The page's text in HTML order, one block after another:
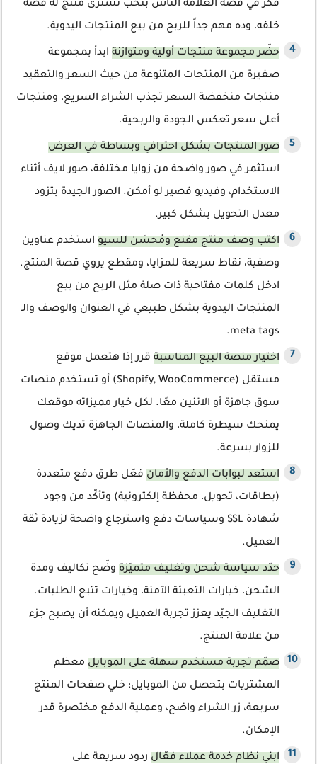
فكر في قصة العلامة الناس بتحب تشترى منتج له قصة
خلفه، وده مهم جداً للربح من بيع المنتجات اليدوية.
حضّر مجموعة منتجات أولية ومتوازنة ابدأ بمجموعة
صغيرة من المنتجات المتنوعة من حيث السعر والتعقيد
منتجات منخفضة السعر تجذب الشراء السريع، ومنتجات
أعلى سعر تعكس الجودة والربحية.
صور المنتجات بشكل احترافي وبساطة في العرض
استثمر في صور واضحة من زوايا مختلفة، صور لايف أثناء
الاستخدام، وفيديو قصير لو أمكن. الصور الجيدة بتزود
معدل التحويل بشكل كبير.
اكتب وصف منتج مقنع ومُحسّن للسيو استخدم عناوين
وصفية، نقاط سريعة للمزايا، ومقطع يروي قصة المنتج.
ادخل كلمات مفتاحية ذات صلة مثل الربح من بيع
المنتجات اليدوية بشكل طبيعي في العنوان والوصف والـ
meta tags.
اختيار منصة البيع المناسبة قرر إذا هتعمل موقع
مستقل (Shopify, WooCommerce) أو تستخدم منصات
سوق جاهزة أو الاتنين معًا. لكل خيار مميزاته موقعك
يمنحك سيطرة كاملة، والمنصات الجاهزة تديك وصول
للزوار بسرعة.
استعد لبوابات الدفع والأمان فعّل طرق دفع متعددة
(بطاقات، تحويل، محفظة إلكترونية) وتأكّد من وجود
شهادة SSL وسياسات دفع واسترجاع واضحة لزيادة ثقة
العميل.
حدّد سياسة شحن وتغليف متميّزة وضّح تكاليف ومدة
الشحن، خيارات التعبئة الآمنة، وخيارات تتبع الطلبات.
التغليف الجيّد يعزز تجربة العميل ويمكنه أن يصبح جزء
من علامة المنتج.
صمّم تجربة مستخدم سهلة على الموبايل معظم
المشتريات بتحصل من الموبايل؛ خلي صفحات المنتج
سريعة، زر الشراء واضح، وعملية الدفع مختصرة قدر
الإمكان.
ابني نظام خدمة عملاء فعّال ردود سريعة على